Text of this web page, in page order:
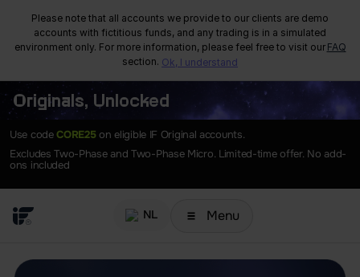
Please note that all accounts we provide to our clients are demo
accounts with fictitious funds, and any trading is in a simulated
environment only. For more information, please feel free to visit our FAQ
section. Ok, I understand
Originals, Unlocked
Use codeCORE25on eligible IF Original accounts.
Excludes Two-Phase and Two-Phase Micro. Limited-time offer. No add-
ons included
NL Menu